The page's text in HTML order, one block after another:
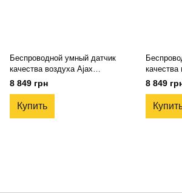
Беспроводной умный датчик
качества воздуха Ajax
LifeQuality (Black)
8 849 грн
Купить
качества
8 849